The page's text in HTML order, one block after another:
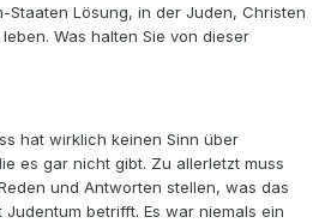
Staaten Lösung, in der Juden, Christen
Was halten Sie von dieser
hat wirklich keinen Sinn über
es gar nicht gibt. Zu allerletzt muss
und Antworten stellen, was das
Judentum betrifft. Es war niemals ein